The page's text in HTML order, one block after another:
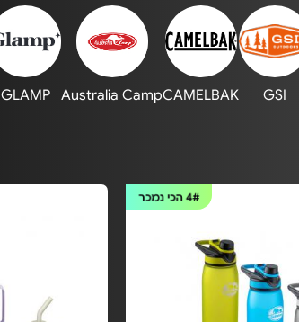
GSI
CAMELBAK
Australia Camp
GLAMP
4#הכי נמכר